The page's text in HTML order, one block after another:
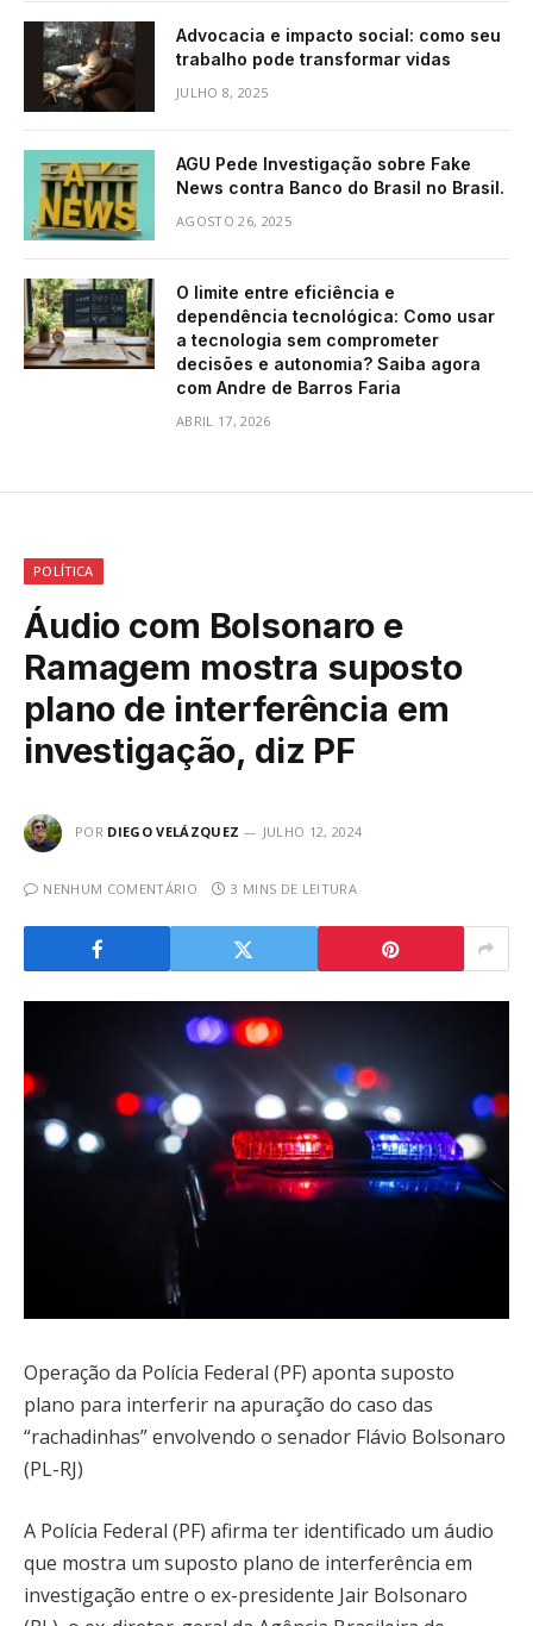
Advocacia e impacto social: como seu
trabalho pode transformar vidas
JULHO 8, 2025
AGU Pede Investigação sobre Fake
News contra Banco do Brasil no Brasil.
AGOSTO 26, 2025
O limite entre eficiência e
dependência tecnológica: Como usar
a tecnologia sem comprometer
decisões e autonomia? Saiba agora
com Andre de Barros Faria
ABRIL 17, 2026
POLÍTICA
Áudio com Bolsonaro e
Ramagem mostra suposto
plano de interferência em
investigação, diz PF
POR DIEGO VELÁZQUEZ JULHO 12, 2024
NENHUM COMENTÁRIO 3 MINS DE LEITURA
Operação da Polícia Federal (PF) aponta suposto
plano para interferir na apuração do caso das
“rachadinhas” envolvendo o senador Flávio Bolsonaro
(PL-RJ)
A Polícia Federal (PF) afirma ter identificado um áudio
que mostra um suposto plano de interferência em
investigação entre o ex-presidente Jair Bolsonaro